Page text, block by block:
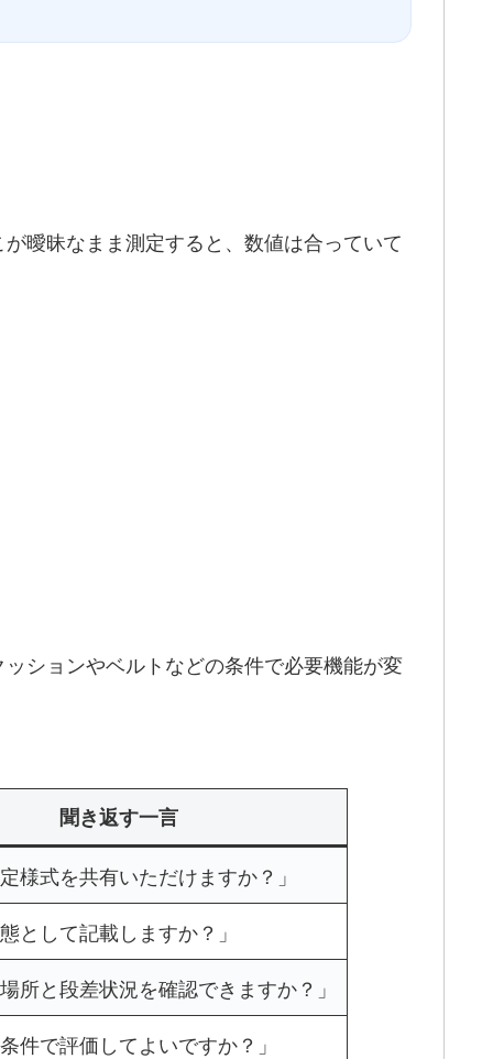
曖昧なまま測定すると、数値は合っていて
ションやベルトなどの条件で必要機能が変
聞き返す一言
様式を共有いただけますか？」
として記載しますか？」
所と段差状況を確認できますか？」
件で評価してよいですか？」